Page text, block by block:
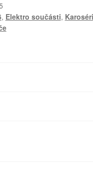
, Elektro součásti,